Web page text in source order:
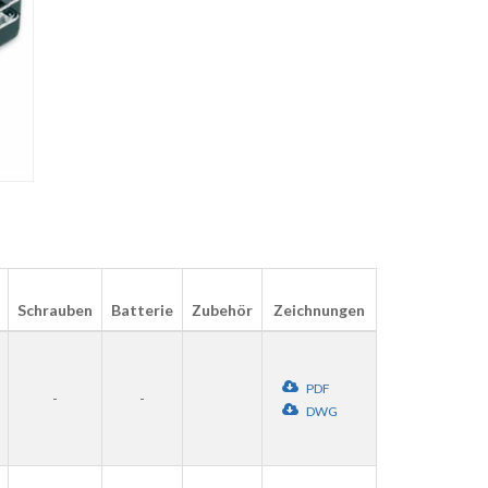
Schrauben Batterie Zubehör Zeichnungen
- -
PDF
DWG